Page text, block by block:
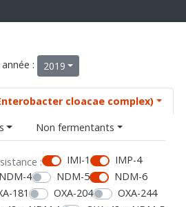
: 2019
cloacae complex)
Non fermentants
: IMI-1
IMP-4
NDM-4 NDM-5
NDM-6
181 OXA-204
OXA-244